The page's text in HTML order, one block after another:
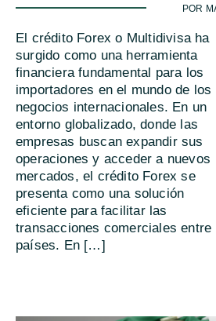
- POR
El crédito Forex o Multidivisa ha
surgido como una herramienta
financiera fundamental para los
importadores en el mundo de los
negocios internacionales. En un
entorno globalizado, donde las
empresas buscan expandir sus
operaciones y acceder a nuevos
mercados, el crédito Forex se
presenta como una solución
eficiente para facilitar las
transacciones comerciales entre
países. En […]